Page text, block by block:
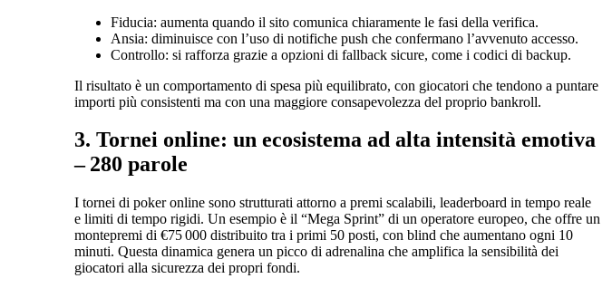
Fiducia: aumenta quando il sito comunica chiaramente le fasi della verifica.
Ansia: diminuisce con l’uso di notifiche push che confermano l’avvenuto accesso.
Controllo: si rafforza grazie a opzioni di fallback sicure, come i codici di backup.
Il risultato è un comportamento di spesa più equilibrato, con giocatori che tendono a puntare
importi più consistenti ma con una maggiore consapevolezza del proprio bankroll.
3. Tornei online: un ecosistema ad alta intensità emotiva
– 280 parole
I tornei di poker online sono strutturati attorno a premi scalabili, leaderboard in tempo reale
e limiti di tempo rigidi. Un esempio è il “Mega Sprint” di un operatore europeo, che offre un
montepremi di €75 000 distribuito tra i primi 50 posti, con blind che aumentano ogni 10
minuti. Questa dinamica genera un picco di adrenalina che amplifica la sensibilità dei
giocatori alla sicurezza dei propri fondi.